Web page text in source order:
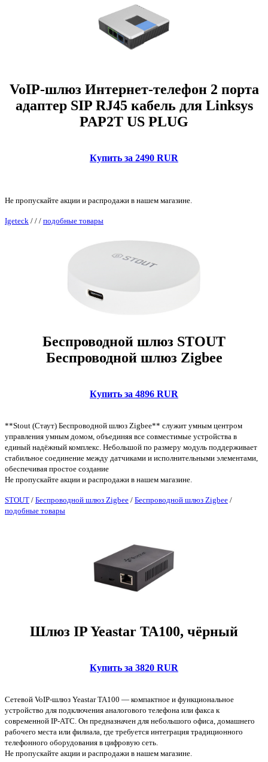
VoIP-шлюз Интернет-телефон 2 порта
адаптер SIP RJ45 кабель для Linksys
PAP2T US PLUG
Купить за 2490 RUR
Не пропускайте акции и распродажи в нашем магазине.
Igeteck / / / подобные товары
Беспроводной шлюз STOUT
Беспроводной шлюз Zigbee
Купить за 4896 RUR
**Stout (Стаут) Беспроводной шлюз Zigbee** служит умным центром
управления умным домом, объединяя все совместимые устройства в
единый надёжный комплекс. Небольшой по размеру модуль поддерживает
стабильное соединение между датчиками и исполнительными элементами,
обеспечивая простое создание
Не пропускайте акции и распродажи в нашем магазине.
STOUT / Беспроводной шлюз Zigbee / Беспроводной шлюз Zigbee /
подобные товары
Шлюз IP Yeastar TA100, чёрный
Купить за 3820 RUR
Сетевой VoIP‑шлюз Yeastar TA100 — компактное и функциональное
устройство для подключения аналогового телефона или факса к
современной IP‑АТС. Он предназначен для небольшого офиса, домашнего
рабочего места или филиала, где требуется интеграция традиционного
телефонного оборудования в цифровую сеть.
Не пропускайте акции и распродажи в нашем магазине.